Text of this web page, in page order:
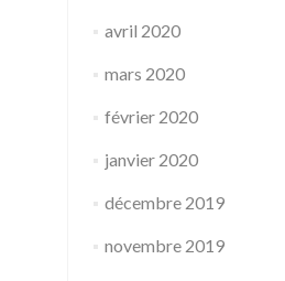
avril 2020
mars 2020
février 2020
janvier 2020
décembre 2019
novembre 2019